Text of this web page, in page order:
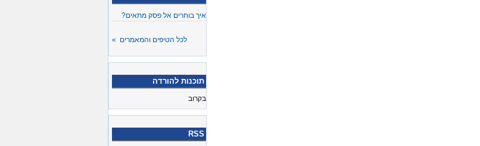
איך בוחרים אל פסק מתאים?
לכל הטיפים והמאמרים »
תוכנות להורדה
בקרוב
RSS